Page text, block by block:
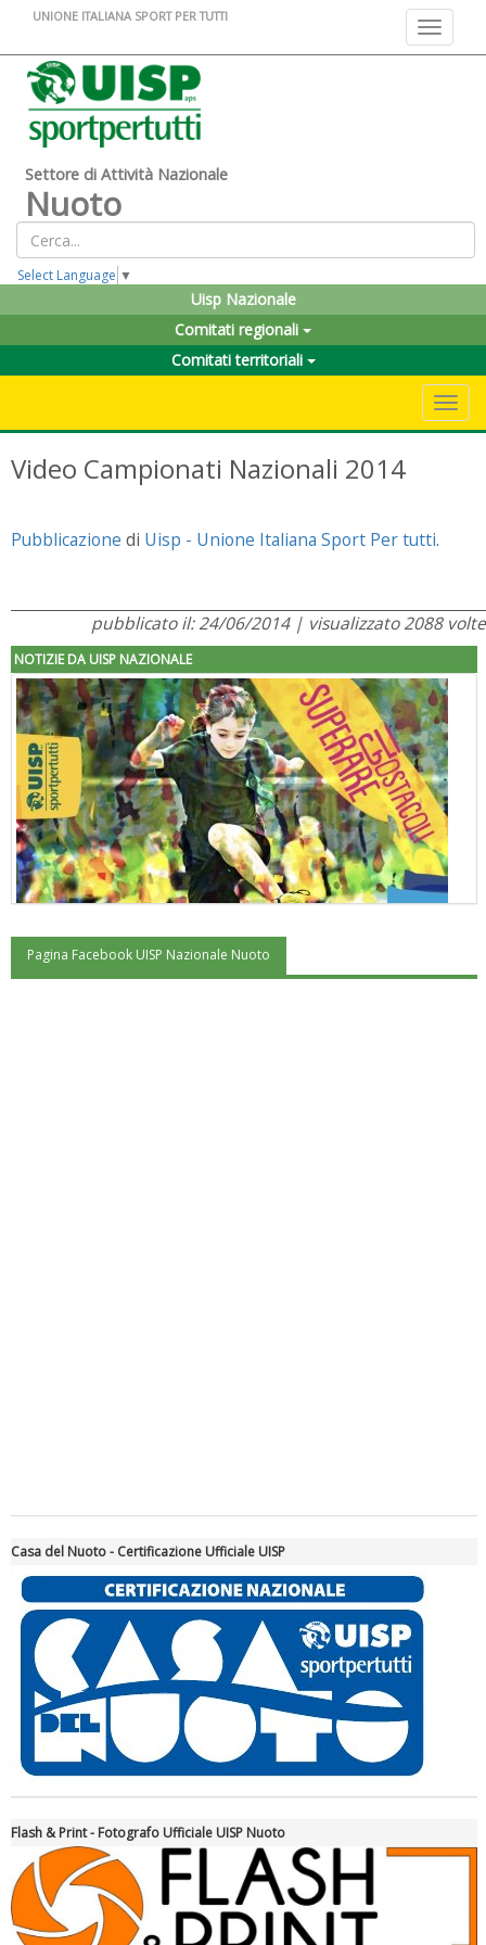
Toggle
UNIONE ITALIANA SPORT PER TUTTI
Settore di Attività Nazionale
Nuoto
Select Language ▼
Uisp Nazionale
Comitati regionali
Comitati territoriali
Video Campionati Nazionali 2014
Pubblicazione di Uisp - Unione Italiana Sport Per tutti.
pubblicato il: 24/06/2014 | visualizzato 2088 volte
NOTIZIE DA UISP NAZIONALE
"Superare gli ostacoli": la relazione di Tiziano Pesce al CN Uisp
Tiziano Pesce a Radio InBlu2000 traccia il bilancio della stagione
Ddl Lobby, Uisp: “Il Parlamento valorizzi le nostre specificità"
Pagina Facebook UISP Nazionale Nuoto
Casa del Nuoto - Certificazione Ufficiale UISP
Flash & Print - Fotografo Ufficiale UISP Nuoto